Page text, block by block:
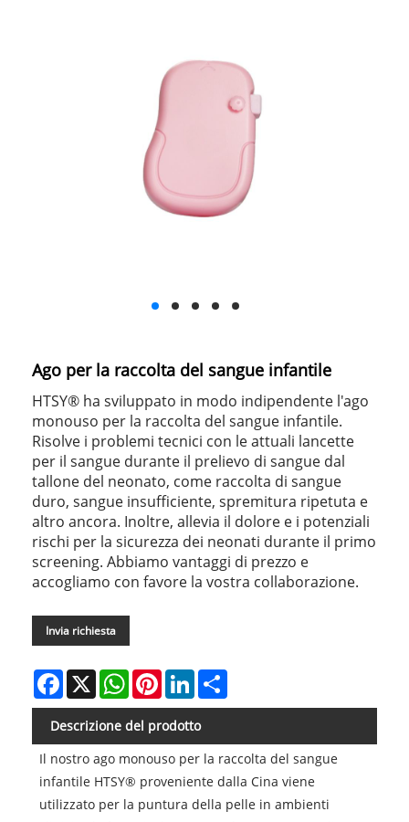
Ago per la raccolta del sangue infantile
HTSY® ha sviluppato in modo indipendente l'ago
monouso per la raccolta del sangue infantile.
Risolve i problemi tecnici con le attuali lancette
per il sangue durante il prelievo di sangue dal
tallone del neonato, come raccolta di sangue
duro, sangue insufficiente, spremitura ripetuta e
altro ancora. Inoltre, allevia il dolore e i potenziali
rischi per la sicurezza dei neonati durante il primo
screening. Abbiamo vantaggi di prezzo e
accogliamo con favore la vostra collaborazione.
Invia richiesta
Facebook
X WhatsAppPinterestLinkedIn
Descrizione del prodotto
Il nostro ago monouso per la raccolta del sangue
infantile HTSY® proveniente dalla Cina viene
utilizzato per la puntura della pelle in ambienti